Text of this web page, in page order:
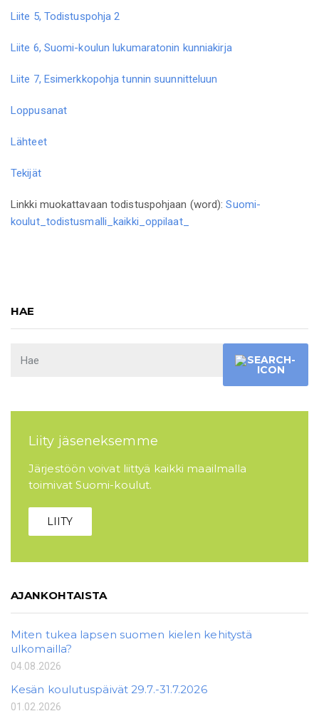
Liite 5, Todistuspohja 2
Liite 6, Suomi-koulun lukumaratonin kunniakirja
Liite 7, Esimerkkopohja tunnin suunnitteluun
Loppusanat
Lähteet
Tekijät
Linkki muokattavaan todistuspohjaan (word):Suomi-
koulut_todistusmalli_kaikki_oppilaat_
HAE
Liity jäseneksemme
Järjestöön voivat liittyä kaikki maailmalla
toimivat Suomi-koulut.
LIITY
AJANKOHTAISTA
Miten tukea lapsen suomen kielen kehitystä
ulkomailla?
04.08.2026
Kesän koulutuspäivät 29.7.-31.7.2026
01.02.2026